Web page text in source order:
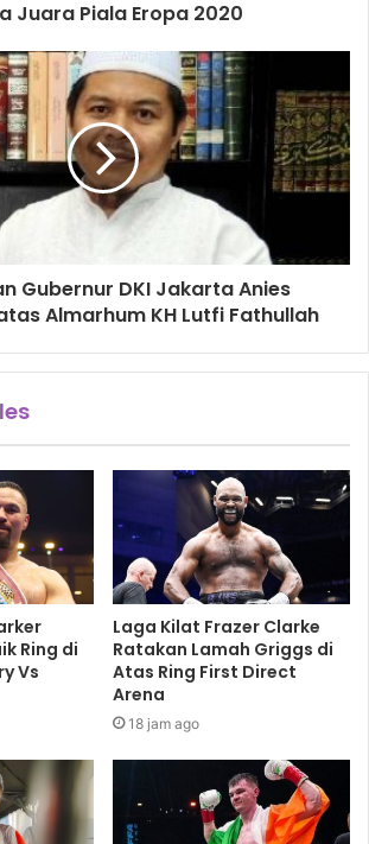
Juara Piala Eropa 2020
Gubernur DKI Jakarta Anies
Almarhum KH Lutfi Fathullah
Ring di
Vs
Laga Kilat Frazer Clarke
Ratakan Lamah Griggs di
Atas Ring First Direct
Arena
18 jam ago